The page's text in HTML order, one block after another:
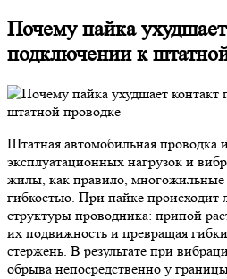
Почему пайка
подключении к
Штатная автомобильная проводка
эксплуатационных нагрузок и
жилы, как правило,
гибкостью. При пайке происходит
структуры проводника: припой
их подвижность и превращая
стержень. В результате при
обрыва непосредственно у